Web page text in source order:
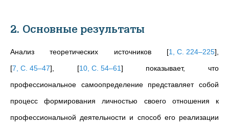
2. Основные результаты
Анализ теоретических источников [1, С. 224–225]
[7, С. 45–47] [10, С. 54–61] показывает, что
профессиональное самоопределение представляет собой
процесс формирования личностью своего отношения к
профессиональной деятельности и способ его реализации